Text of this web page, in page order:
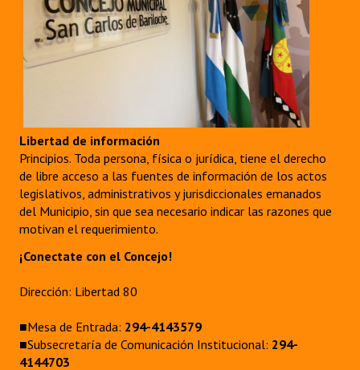
Libertad de información
Principios. Toda persona, física o jurídica, tiene el derecho
de libre acceso a las fuentes de información de los actos
legislativos, administrativos y jurisdiccionales emanados
del Municipio, sin que sea necesario indicar las razones que
motivan el requerimiento.
¡Conectate con el Concejo!
Dirección: Libertad 80
■Mesa de Entrada: 294-4143579
■Subsecretaría de Comunicación Institucional: 294-
4144703